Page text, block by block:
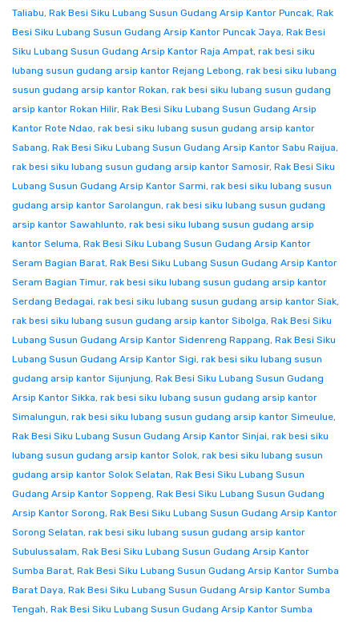
Taliabu, Rak Besi Siku Lubang Susun Gudang Arsip Kantor Puncak, Rak
Besi Siku Lubang Susun Gudang Arsip Kantor Puncak Jaya, Rak Besi
Siku Lubang Susun Gudang Arsip Kantor Raja Ampat, rak besi siku
lubang susun gudang arsip kantor Rejang Lebong, rak besi siku lubang
susun gudang arsip kantor Rokan, rak besi siku lubang susun gudang
arsip kantor Rokan Hilir, Rak Besi Siku Lubang Susun Gudang Arsip
Kantor Rote Ndao, rak besi siku lubang susun gudang arsip kantor
Sabang, Rak Besi Siku Lubang Susun Gudang Arsip Kantor Sabu Raijua,
rak besi siku lubang susun gudang arsip kantor Samosir, Rak Besi Siku
Lubang Susun Gudang Arsip Kantor Sarmi, rak besi siku lubang susun
gudang arsip kantor Sarolangun, rak besi siku lubang susun gudang
arsip kantor Sawahlunto, rak besi siku lubang susun gudang arsip
kantor Seluma, Rak Besi Siku Lubang Susun Gudang Arsip Kantor
Seram Bagian Barat, Rak Besi Siku Lubang Susun Gudang Arsip Kantor
Seram Bagian Timur, rak besi siku lubang susun gudang arsip kantor
Serdang Bedagai, rak besi siku lubang susun gudang arsip kantor Siak,
rak besi siku lubang susun gudang arsip kantor Sibolga, Rak Besi Siku
Lubang Susun Gudang Arsip Kantor Sidenreng Rappang, Rak Besi Siku
Lubang Susun Gudang Arsip Kantor Sigi, rak besi siku lubang susun
gudang arsip kantor Sijunjung, Rak Besi Siku Lubang Susun Gudang
Arsip Kantor Sikka, rak besi siku lubang susun gudang arsip kantor
Simalungun, rak besi siku lubang susun gudang arsip kantor Simeulue,
Rak Besi Siku Lubang Susun Gudang Arsip Kantor Sinjai, rak besi siku
lubang susun gudang arsip kantor Solok, rak besi siku lubang susun
gudang arsip kantor Solok Selatan, Rak Besi Siku Lubang Susun
Gudang Arsip Kantor Soppeng, Rak Besi Siku Lubang Susun Gudang
Arsip Kantor Sorong, Rak Besi Siku Lubang Susun Gudang Arsip Kantor
Sorong Selatan, rak besi siku lubang susun gudang arsip kantor
Subulussalam, Rak Besi Siku Lubang Susun Gudang Arsip Kantor
Sumba Barat, Rak Besi Siku Lubang Susun Gudang Arsip Kantor Sumba
Barat Daya, Rak Besi Siku Lubang Susun Gudang Arsip Kantor Sumba
Tengah, Rak Besi Siku Lubang Susun Gudang Arsip Kantor Sumba